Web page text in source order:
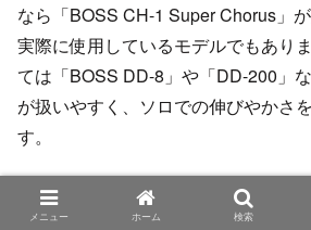
なら「BOSS CH-1 Super Chorus」
実際に使用しているモデルでもあり
ては「BOSS DD-8」や「DD-200」
が扱いやすく、ソロでの伸びやかさ
す。
ノイズリダクションについては、iSP
メニュー ホーム 検索